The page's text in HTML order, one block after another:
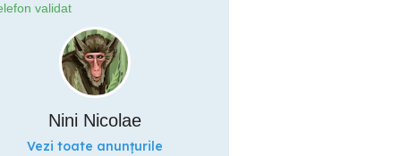
validat
Nini Nicolae
Vezi toate anunțurile